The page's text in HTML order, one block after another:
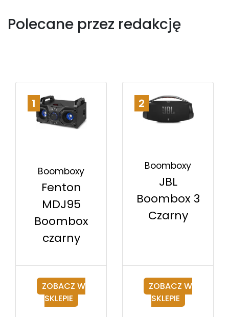
Polecane przez redakcję
1
Boomboxy
Fenton
MDJ95
Boombox
czarny
ZOBACZ W
SKLEPIE
2
Boomboxy
JBL
Boombox 3
Czarny
ZOBACZ W
SKLEPIE